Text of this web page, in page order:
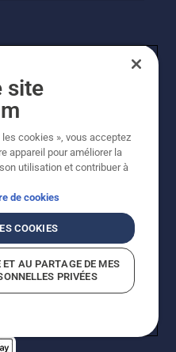
droits réservés. Les prix
conseillés. Tous les prix
recommandés (TVA
disponible pour un achat
Conditions d'utilisation
présumées
site
cookies », vous acceptez
appareil pour améliorer la
utilisation et contribuer à
de cookies
COOKIES
ET AU PARTAGE DE MES
PRIVÉES